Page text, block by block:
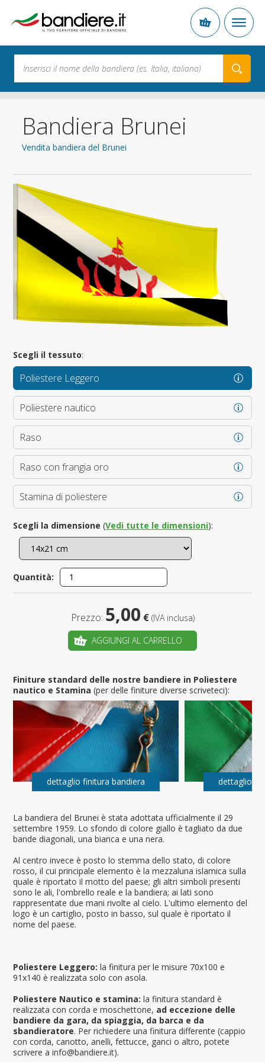
Bandiera Brunei
Vendita bandiera del Brunei
La bandiera del Brunei è stata adottata ufficialmente il 29
settembre 1959. Lo sfondo di colore giallo è tagliato da due
bande diagonali, una bianca e una nera.
Al centro invece è posto lo stemma dello stato, di colore
rosso, il cui principale elemento è la mezzaluna islamica sulla
quale è riportato il motto del paese; gli altri simboli presenti
sono le ali, l'ombrello reale e la bandiera; ai lati sono
rappresentate due mani rivolte al cielo. L'ultimo elemento del
logo è un cartiglio, posto in basso, sul quale è riportato il
nome del paese.
Poliestere Leggero: la finitura per le misure 70x100 e
91x140 è realizzata solo con asola.
Poliestere Nautico e stamina: la finitura standard è
realizzata con corda e moschettone, ad eccezione delle
bandiere da gara, da spiaggia, da barca e da
sbandieratore. Per richiedere una finitura differente (cappio
con corda, canotto, anelli, fettucce, ganci o altro, potete
scrivere a info@bandiere.it).
Scegli il tessuto:
Poliestere Leggero
Poliestere nautico
Raso
Raso con frangia oro
Stamina di poliestere
Scegli la dimensione (Vedi tutte le dimensioni):
Quantità:
Prezzo: 5,00 € (IVA inclusa)
AGGIUNGI AL CARRELLO
Finiture standard delle nostre bandiere in Poliestere
nautico e Stamina(per delle finiture diverse scriveteci):
dettaglio finitura bandiera dettaglio